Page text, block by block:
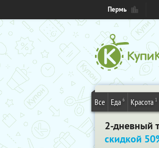
Пермь
Все Еда 6 Красота 1
2-дневный
скидкой